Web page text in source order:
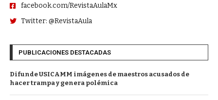
facebook.com/RevistaAulaMx
Twitter: @RevistaAula
PUBLICACIONES DESTACADAS
Difunde USICAMM imágenes de maestros acusados de
hacer trampa y genera polémica